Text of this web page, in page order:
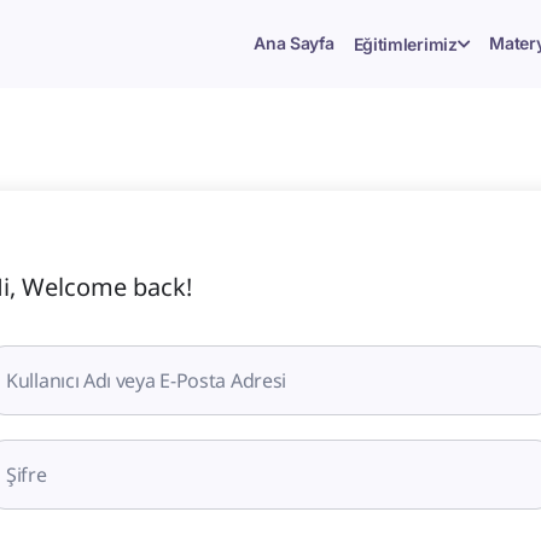
Ana Sayfa Eğitimlerimiz
Welcome back!